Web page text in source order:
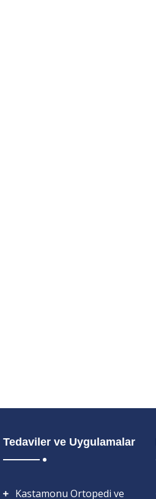
Tedaviler ve Uygulamalar
Kastamonu Ortopedi ve